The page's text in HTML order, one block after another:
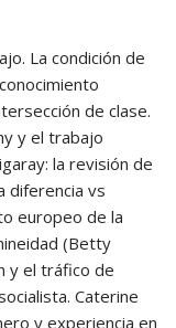
La condición de
de clase.
y el trabajo
la revisión de
diferencia vs
europeo de la
(Betty
y el tráfico de
Caterine
y experiencia en